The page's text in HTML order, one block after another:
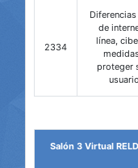
2334
de
línea,
proteger
Salón 3 Virtual